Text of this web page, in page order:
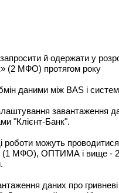
й одержати у
(2 МФО) протягом року
даними між BAS і
завантаження
"Клієнт-Банк".
роботи можуть
МФО), ОПТИМА і вище - 2
даних про